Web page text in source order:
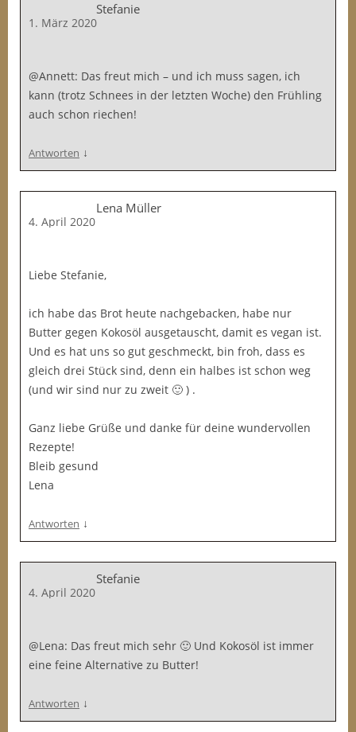
Stefanie
1. März 2020
@Annett: Das freut mich – und ich muss sagen, ich
kann (trotz Schnees in der letzten Woche) den Frühling
auch schon riechen!
Antworten ↓
Lena Müller
4. April 2020
Liebe Stefanie,
ich habe das Brot heute nachgebacken, habe nur
Butter gegen Kokosöl ausgetauscht, damit es vegan ist.
Und es hat uns so gut geschmeckt, bin froh, dass es
gleich drei Stück sind, denn ein halbes ist schon weg
(und wir sind nur zu zweit 🙂 ) .
Ganz liebe Grüße und danke für deine wundervollen
Rezepte!
Bleib gesund
Lena
Antworten ↓
Stefanie
4. April 2020
@Lena: Das freut mich sehr 🙂 Und Kokosöl ist immer
eine feine Alternative zu Butter!
Antworten ↓